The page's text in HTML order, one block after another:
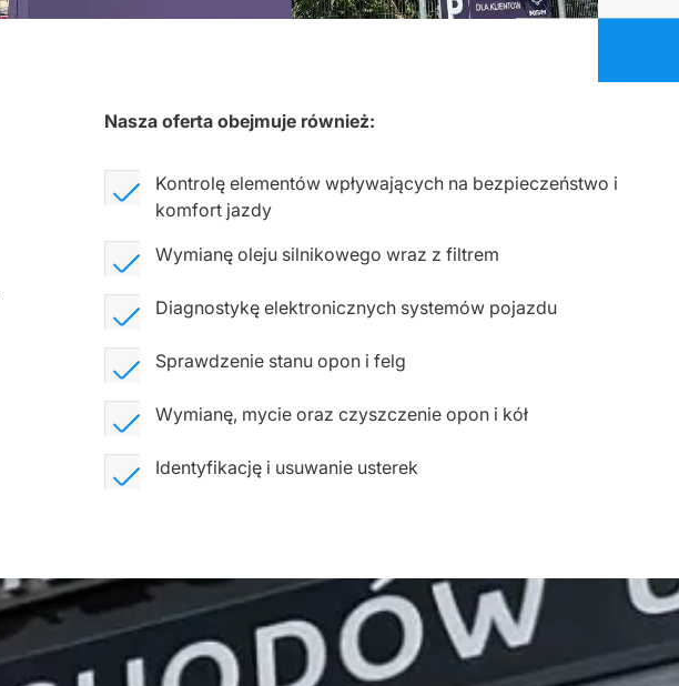
Nasza oferta obejmuje również:
Kontrolę elementów wpływających na bezpieczeństwo i
komfort jazdy
Wymianę oleju silnikowego wraz z filtrem
Diagnostykę elektronicznych systemów pojazdu
Sprawdzenie stanu opon i felg
Wymianę, mycie oraz czyszczenie opon i kół
Identyfikację i usuwanie usterek